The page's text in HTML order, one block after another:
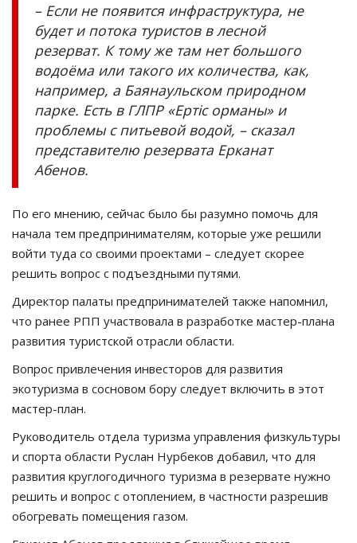
– Если не появится инфраструктура, не
будет и потока туристов в лесной
резерват. К тому же там нет большого
водоёма или такого их количества, как,
например, а Баянаульском природном
парке. Есть в ГЛПР «Ертiс орманы» и
проблемы с питьевой водой, – сказал
представителю резервата Ерканат
Абенов.
По его мнению, сейчас было бы разумно помочь для
начала тем предпринимателям, которые уже решили
войти туда со своими проектами – следует скорее
решить вопрос с подъездными путями.
Директор палаты предпринимателей также напомнил,
что ранее РПП участвовала в разработке мастер-плана
развития туристской отрасли области.
Вопрос привлечения инвесторов для развития
экотуризма в сосновом бору следует включить в этот
мастер-план.
Руководитель отдела туризма управления физкультуры
и спорта области Руслан Нурбеков добавил, что для
развития круглогодичного туризма в резервате нужно
решить и вопрос с отоплением, в частности разрешив
обогревать помещения газом.